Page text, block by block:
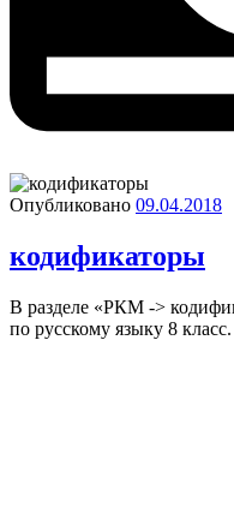
Опубликовано 09.04.2018
кодификаторы
В разделе «РКМ ->
по русскому языку 8 класс.